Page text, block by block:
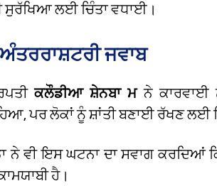
ਸੁਰੱਖਿਆ ਲਈ ਚਿੰਤਾ ਵਧਾਈ।
ਜਵਾਬ
ਕਲੌਡੀਆ ਸ਼ੇਨਬਾ ਮਨੇ
ਪਰ ਲੋਕਾਂ ਨੂੰ ਸ਼ਾਂਤੀ ਬਣਾਈ ਰੱਖਣ ਲਈ
ਵੀ ਇਸ ਘਟਨਾ ਦਾ ਸਵਾਗ ਕਰਦਿਆਂ
ਹੈ।